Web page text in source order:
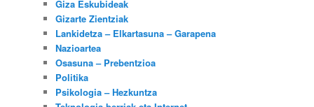
Giza Eskubideak
Gizarte Zientziak
Lankidetza – Elkartasuna – Garapena
Nazioartea
Osasuna – Prebentzioa
Politika
Psikologia – Hezkuntza